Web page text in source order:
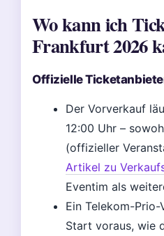
Wo kann ich
Frankfurt 2026
Offizielle
Der Vorverkauf
12:00 Uhr –
(offizieller
Artikel zu
Eventim als
Ein Telekom-
Start voraus, wie